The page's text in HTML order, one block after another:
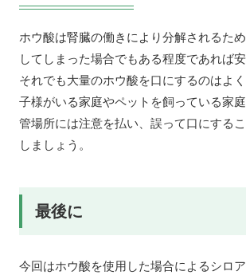
ホウ酸は腎臓の働きにより分解されるた
してしまった場合でもある程度であれば安
それでも大量のホウ酸を口にするのはよ
子様がいる家庭やペットを飼っている家
管場所には注意を払い、誤って口にする
しましょう。
最後に
今回はホウ酸を使用した場合によるシロ